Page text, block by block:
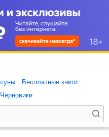
Бесплатные книги
Черновики